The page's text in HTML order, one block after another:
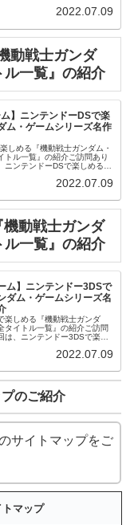
2022.07.09
動戦士ガンダ
ル一覧』の紹介
】ニンテンドーDSで楽
ム・ゲームシリーズ名作
しめる『機動戦士ガンダム・
トル一覧』の紹介ご訪問あり
ニンテンドーDSで楽しめる
2022.07.09
動戦士ガンダ
ル一覧』の紹介
ム】ニンテンドー3DSで
ダム・ゲームシリーズ名
楽しめる『機動戦士ガンダ
タイトル一覧』の紹介ご訪問
は、ニンテンドー3DSで楽し
2022.07.09
のご紹介
サイトマップをご
マップ